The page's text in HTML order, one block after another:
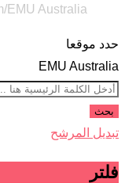
EMU Australia
حدد موقعا
EMU Australia
بحث
تبديل المرشح
فلتر